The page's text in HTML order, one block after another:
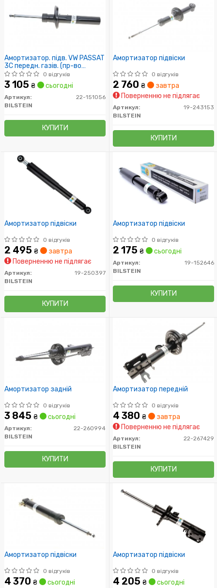
Амортизатор. підв. VW PASSAT
3C передн. газів. (пр-во
Bilstein)
0 відгуків
3 105 ₴ сьогодні
Артикул:
22-151056
BILSTEIN
КУПИТИ
Амортизатор підвіски
0 відгуків
2 760 ₴
завтра
Поверненню не підлягає
Артикул:
19-243153
BILSTEIN
КУПИТИ
Амортизатор підвіски
0 відгуків
2 495 ₴
завтра
Поверненню не підлягає
Артикул:
19-250397
BILSTEIN
КУПИТИ
Амортизатор підвіски
0 відгуків
2 175 ₴ сьогодні
Артикул:
19-152646
BILSTEIN
КУПИТИ
Амортизатор задній
0 відгуків
3 845 ₴ сьогодні
Артикул:
22-260994
BILSTEIN
КУПИТИ
Амортизатор передній
0 відгуків
4 380 ₴
завтра
Поверненню не підлягає
Артикул:
22-267429
BILSTEIN
КУПИТИ
Амортизатор підвіски
0 відгуків
4 370 ₴ сьогодні
Амортизатор підвіски
0 відгуків
4 205 ₴ сьогодні